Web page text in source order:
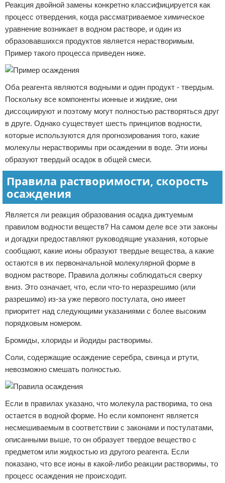
Реакция двойной замены конкретно классифицируется как
процесс отвердения, когда рассматриваемое химическое
уравнение возникает в водном растворе, и один из
образовавшихся продуктов является нерастворимым.
Пример такого процесса приведен ниже.
Оба реагента являются водными и один продукт - твердым.
Поскольку все компоненты ионные и жидкие, они
диссоциируют и поэтому могут полностью растворяться друг
в друге. Однако существует шесть принципов водности,
которые используются для прогнозирования того, какие
молекулы нерастворимы при осаждении в воде. Эти ионы
образуют твердый осадок в общей смеси.
Правила растворимости, скорость
осаждения
Является ли реакция образования осадка диктуемым
правилом водности веществ? На самом деле все эти законы
и догадки предоставляют руководящие указания, которые
сообщают, какие ионы образуют твердые вещества, а какие
остаются в их первоначальной молекулярной форме в
водном растворе. Правила должны соблюдаться сверху
вниз. Это означает, что, если что-то неразрешимо (или
разрешимо) из-за уже первого постулата, оно имеет
приоритет над следующими указаниями с более высоким
порядковым номером.
Бромиды, хлориды и йодиды растворимы.
Соли, содержащие осаждение серебра, свинца и ртути,
невозможно смешать полностью.
Если в правилах указано, что молекула растворима, то она
остается в водной форме. Но если компонент является
несмешиваемым в соответствии с законами и постулатами,
описанными выше, то он образует твердое вещество с
предметом или жидкостью из другого реагента. Если
показано, что все ионы в какой-либо реакции растворимы, то
процесс осаждения не происходит.